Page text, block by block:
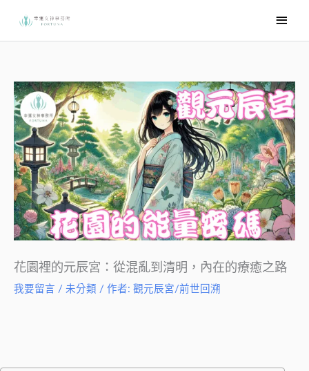
要
單
花園裡的元辰宮：從混亂到清明，內在的療癒之路
我要留言 / 未分類 / 作者: 觀元辰宮/前世回溯